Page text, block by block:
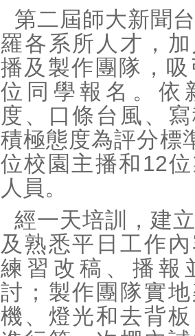
第二屆師大新聞
羅各系所人才，
播及製作團隊，
位同學報名。依
度、口條台風、
積極態度為評分標
位校園主播和12
人員。
經一天培訓，建
及熟悉平日工作
練習改稿、播報
討；製作團隊實
機、燈光和去背